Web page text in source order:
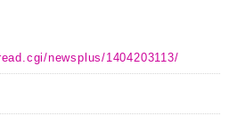
newsplus/1404203113/